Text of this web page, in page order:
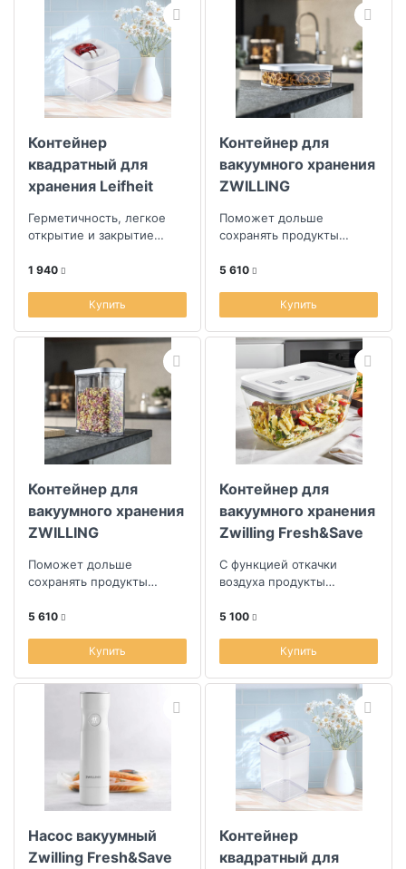
Контейнер
квадратный для
хранения Leifheit
Герметичность, легкое
открытие и закрытие
1 940
Купить
Контейнер для
вакуумного хранения
ZWILLING
1,6л
Поможет дольше
сохранять продукты
5 610
Купить
Контейнер для
вакуумного хранения
ZWILLING
2,8л
Поможет дольше
сохранять продукты
5 610
Купить
Контейнер для
вакуумного хранения
Zwilling Fresh&Save
С функцией откачки
воздуха продукты
пяти раз дольше, чем при
5 100
Купить
Насос вакуумный
Zwilling Fresh&Save
Контейнер
квадратный для